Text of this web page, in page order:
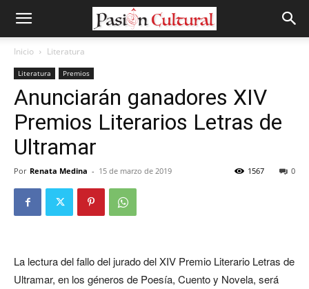
Inicio Literatura
Literatura Premios
Anunciarán ganadores XIV
Premios Literarios Letras de
Ultramar
Por Renata Medina - 15 de marzo de 2019 0
1567
La lectura del fallo del jurado del XIV Premio Literario Letras de
Ultramar, en los géneros de Poesía, Cuento y Novela, será